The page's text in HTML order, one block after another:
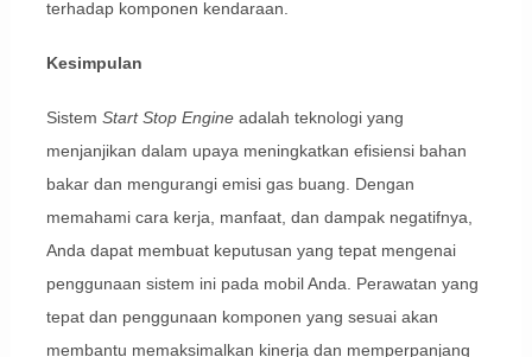
terhadap komponen kendaraan.
Kesimpulan
Sistem Start Stop Engineadalah teknologi yang
menjanjikan dalam upaya meningkatkan efisiensi bahan
bakar dan mengurangi emisi gas buang. Dengan
memahami cara kerja, manfaat, dan dampak negatifnya,
Anda dapat membuat keputusan yang tepat mengenai
penggunaan sistem ini pada mobil Anda. Perawatan yang
tepat dan penggunaan komponen yang sesuai akan
membantu memaksimalkan kinerja dan memperpanjang